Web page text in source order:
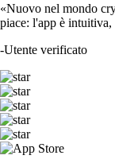
«Nuovo nel mondo
piace: l'app è intuitiva,
-Utente verificato